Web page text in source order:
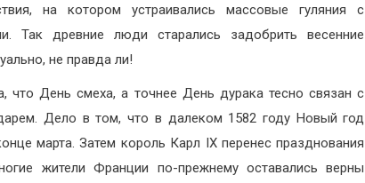
на котором устраивались массовые гуляния с
Так древние люди старались задобрить весенние
не правда ли!
что День смеха, а точнее День дурака тесно связан с
Дело в том, что в далеком 1582 году Новый год
марта. Затем король Карл IX перенес празднования
жители Франции по-прежнему оставались верны